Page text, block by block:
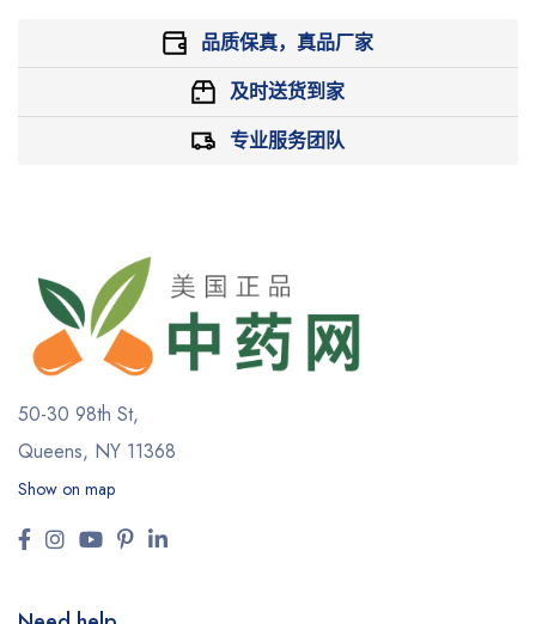
品质保真，真品厂家
及时送货到家
专业服务团队
50-30 98th St,
Queens, NY 11368
Show on map